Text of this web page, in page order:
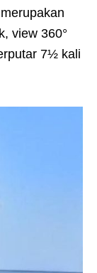
view 360°
7½ kali